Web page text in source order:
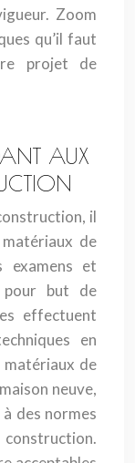
Zoom
qu’il faut
projet de
AUX
il
de
examens et
pour but de
effectuent
en
matériaux de
neuve,
des normes